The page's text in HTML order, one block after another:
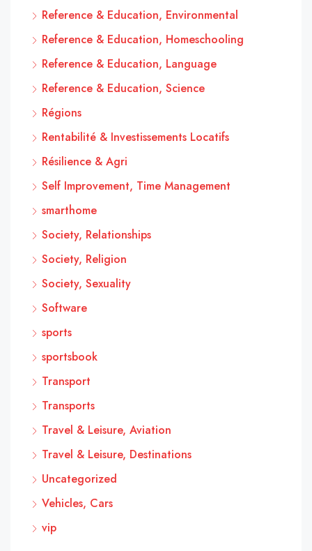
Reference & Education, Environmental
Reference & Education, Homeschooling
Reference & Education, Language
Reference & Education, Science
Régions
Rentabilité & Investissements Locatifs
Résilience & Agri
Self Improvement, Time Management
smarthome
Society, Relationships
Society, Religion
Society, Sexuality
Software
sports
sportsbook
Transport
Transports
Travel & Leisure, Aviation
Travel & Leisure, Destinations
Uncategorized
Vehicles, Cars
vip